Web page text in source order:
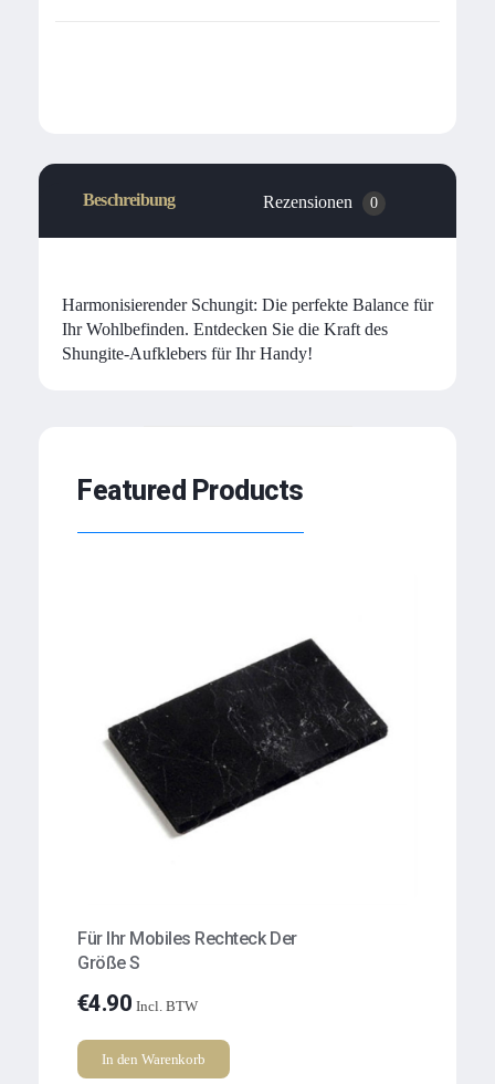
Beschreibung Rezensionen 0
Harmonisierender Schungit: Die perfekte Balance für
Ihr Wohlbefinden. Entdecken Sie die Kraft des
Shungite-Aufklebers für Ihr Handy!
Featured Products
Für Ihr Mobiles Rechteck Der
Größe S
€4.90 Incl. BTW
In den Warenkorb